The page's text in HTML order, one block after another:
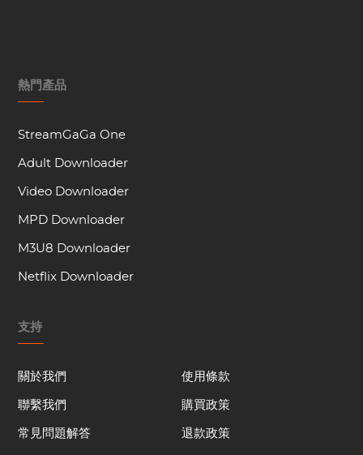
熱門產品
StreamGaGa One
Adult Downloader
Video Downloader
MPD Downloader
M3U8 Downloader
Netflix Downloader
支持
關於我們
聯繫我們
常見問題解答
使用條款
購買政策
退款政策